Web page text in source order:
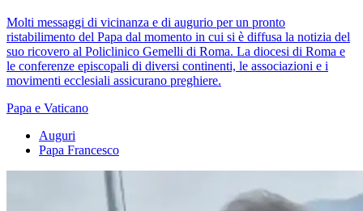
Molti messaggi di vicinanza e di augurio per un pronto
ristabilimento del Papa dal momento in cui si è diffusa la notizia del
suo ricovero al Policlinico Gemelli di Roma. La diocesi di Roma e
le conferenze episcopali di diversi continenti, le associazioni e i
movimenti ecclesiali assicurano preghiere.
Papa e Vaticano
Auguri
Papa Francesco